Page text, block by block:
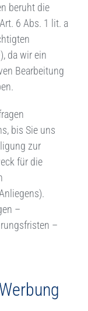
beruht die
6 Abs. 1 lit. a
da wir ein
Bearbeitung
bis Sie uns
zur
für die
–
–